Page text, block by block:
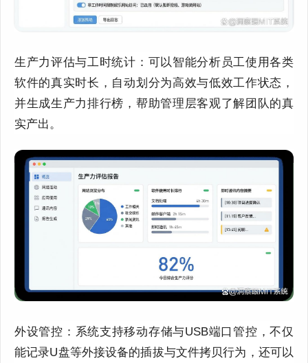
生产力评估与工时统计：可以智能分析员工使用各类
软件的真实时长，自动划分为高效与低效工作状态，
并生成生产力排行榜，帮助管理层客观了解团队的真
实产出。
外设管控：系统支持移动存储与USB端口管控，不仅
能记录U盘等外接设备的插拔与文件拷贝行为，还可以